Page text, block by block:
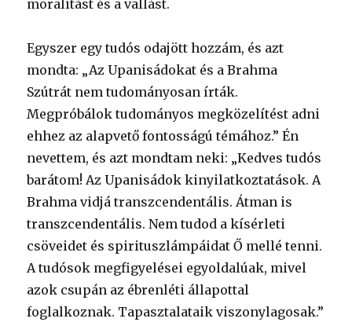
moralitást és a vallást.
Egyszer egy tudós odajött hozzám, és azt
mondta: „Az Upanisádokat és a Brahma
Szútrát nem tudományosan írták.
Megpróbálok tudományos megközelítést adni
ehhez az alapvető fontosságú témához.” Én
nevettem, és azt mondtam neki: „Kedves tudós
barátom! Az Upanisádok kinyilatkoztatások. A
Brahma vidjá transzcendentális. Átman is
transzcendentális. Nem tudod a kísérleti
csöveidet és spirituszlámpáidat Ő mellé tenni.
A tudósok megfigyelései egyoldalúak, mivel
azok csupán az ébrenléti állapottal
foglalkoznak. Tapasztalataik viszonylagosak.”